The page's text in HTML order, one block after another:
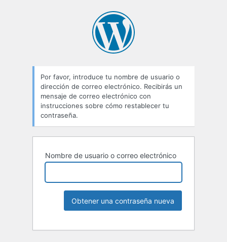
Por favor, introduce tu nombre de usuario o
dirección de correo electrónico. Recibirás un
mensaje de correo electrónico con
instrucciones sobre cómo restablecer tu
contraseña.
Nombre de usuario o correo electrónico